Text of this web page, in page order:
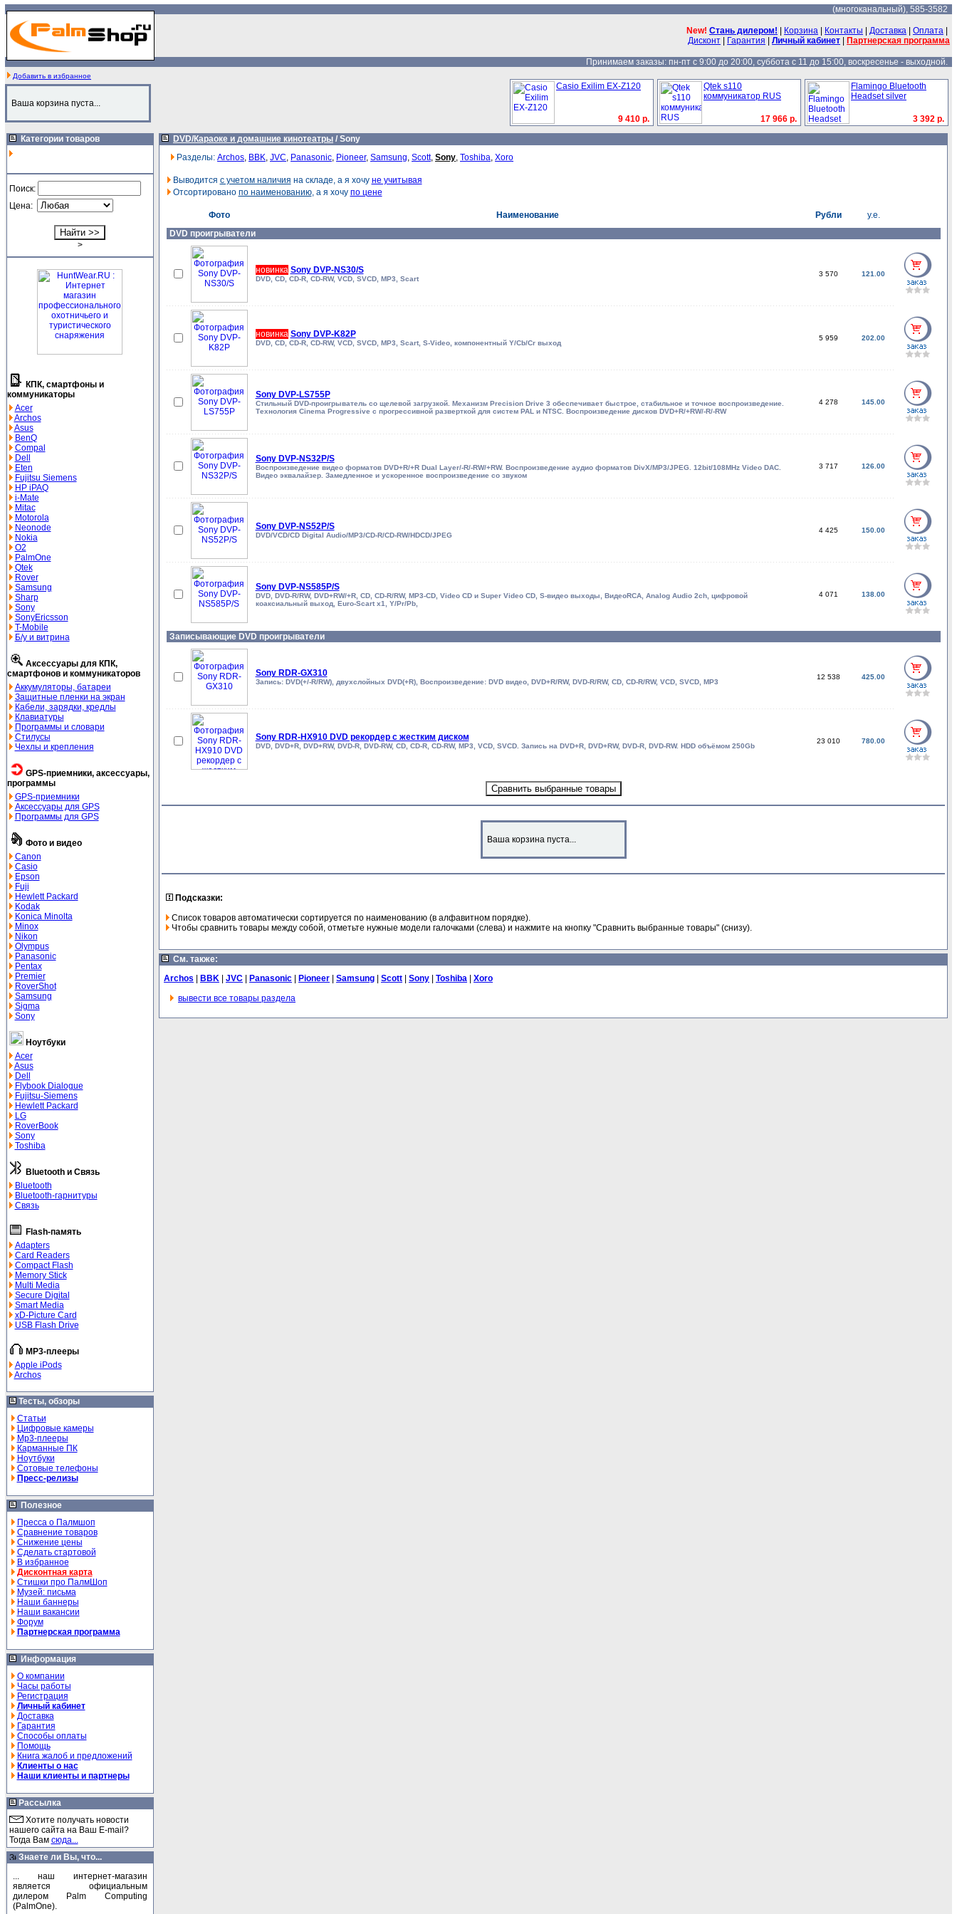
(многоканальный), 585-3582
New! Стань дилером! Корзина Контакты Доставка Оплата
Дисконт
Гарантия Личный кабинет Партнерская программа
Принимаем заказы: пн-пт с 9:00 до 20:00, суббота с 11 до 15:00, воскресенье - выходной.
Добавить в избранное
Ваша корзина пуста...
Категории товаров
Поиск:
Цена:
>
КПК, смартфоны и
коммуникаторы
Acer
Archos
Asus
BenQ
Compal
Dell
Eten
Fujitsu Siemens
HP iPAQ
i-Mate
Mitac
Motorola
Neonode
Nokia
O2
PalmOne
Qtek
Rover
Samsung
Sharp
Sony
SonyEricsson
T-Mobile
Б/у и витрина
Аксессуары для КПК,
смартфонов и коммуникаторов
Аккумуляторы, батареи
Защитные пленки на экран
Кабели, зарядки, кредлы
Клавиатуры
Программы и словари
Стилусы
Чехлы и крепления
GPS-приемники, аксессуары,
программы
GPS-приемники
Аксессуары для GPS
Программы для GPS
Фото и видео
Canon
Casio
Epson
Fuji
Hewlett Packard
Kodak
Konica Minolta
Minox
Nikon
Olympus
Panasonic
Pentax
Premier
RoverShot
Samsung
Sigma
Sony
Ноутбуки
Acer
Asus
Dell
Flybook Dialogue
Fujitsu-Siemens
Hewlett Packard
LG
RoverBook
Sony
Toshiba
Bluetooth и Связь
Bluetooth
Bluetooth-гарнитуры
Связь
Flash-память
Adapters
Card Readers
Compact Flash
Memory Stick
Multi Media
Secure Digital
Smart Media
xD-Picture Card
USB Flash Drive
MP3-плееры
Apple iPods
Archos
Тесты, обзоры
Статьи
Цифровые камеры
Mp3-плееры
Карманные ПК
Ноутбуки
Сотовые телефоны
Пресс-релизы
Полезное
Пресса о Палмшоп
Сравнение товаров
Снижение цены
Сделать стартовой
В избранное
Дисконтная карта
Стишки про ПалмШоп
Музей: письма
Наши баннеры
Наши вакансии
Форум
Партнерская программа
Информация
О компании
Часы работы
Регистрация
Личный кабинет
Доставка
Гарантия
Способы оплаты
Помощь
Книга жалоб и предложений
Клиенты о нас
Наши клиенты и партнеры
Рассылка
Хотите получать новости
нашего сайта на Ваш E-mail?
Тогда Вам сюда...
Знаете ли Вы, что...
... наш интернет-магазин
является официальным
дилером Palm Computing
(PalmOne).
Casio Exilim EX-Z120
9 410 р.
Qtek s110
коммуникатор RUS
17 966 р.
Flamingo Bluetooth
Headset silver
3 392 р.
DVD/Караоке и домашние кинотеатры / Sony
Разделы: Archos, BBK, JVC, Panasonic, Pioneer, Samsung, Scott, Sony, Toshiba, Xoro
Выводится с учетом наличия на складе, а я хочу не учитывая
Отсортировано по наименованию, а я хочу по цене
Фото Наименование Рубли
у.е.
DVD проигрыватели
новинка Sony DVP-NS30/S
DVD, CD, CD-R, CD-RW, VCD, SVCD, MP3, Scart
3 570 121.00
новинка Sony DVP-K82P
DVD, CD, CD-R, CD-RW, VCD, SVCD, MP3, Scart, S-Video, компонентный Y/Cb/Cr выход
5 959 202.00
Sony DVP-LS755P
Стильный DVD-проигрыватель со щелевой загрузкой. Механизм Precision Drive 3 обеспечивает быстрое, стабильное и точное воспроизведение.
Технология Cinema Progressive с прогрессивной разверткой для систем PAL и NTSC. Воспроизведение дисков DVD+R/+RW/-R/-RW
4 278 145.00
Sony DVP-NS32P/S
Воспроизведение видео форматов DVD+R/+R Dual Layer/-R/-RW/+RW. Воспроизведение аудио форматов DivX/MP3/JPEG. 12bit/108MHz Video DAC.
Видео эквалайзер. Замедленное и ускоренное воспроизведение со звуком
3 717 126.00
Sony DVP-NS52P/S
DVD/VCD/CD Digital Audio/MP3/CD-R/CD-RW/HDCD/JPEG
4 425 150.00
Sony DVP-NS585P/S
DVD, DVD-R/RW, DVD+RW/+R, CD, CD-R/RW, MP3-CD, Video CD и Super Video CD, S-видео выходы, ВидеоRCA, Analog Audio 2ch, цифровой
коаксиальный выход, Euro-Scart х1, Y/Pr/Pb,
4 071 138.00
Записывающие DVD проигрыватели
Sony RDR-GX310
Запись: DVD(+/-R/RW), двухслойных DVD(+R), Воспроизведение: DVD видео, DVD+R/RW, DVD-R/RW, CD, CD-R/RW, VCD, SVCD, MP3
12 538 425.00
Sony RDR-HX910 DVD рекордер с жестким диском
DVD, DVD+R, DVD+RW, DVD-R, DVD-RW, CD, CD-R, CD-RW, MP3, VCD, SVCD. Запись на DVD+R, DVD+RW, DVD-R, DVD-RW. HDD объёмом 250Gb
23 010 780.00
Ваша корзина пуста...
Подсказки:
Список товаров автоматически сортируется по наименованию (в алфавитном порядке).
Чтобы сравнить товары между собой, отметьте нужные модели галочками (слева) и нажмите на кнопку "Сравнить выбранные товары" (снизу).
См. также:
Archos
BBK JVC Panasonic Pioneer Samsung Scott Sony Toshiba
Xoro
вывести все товары раздела